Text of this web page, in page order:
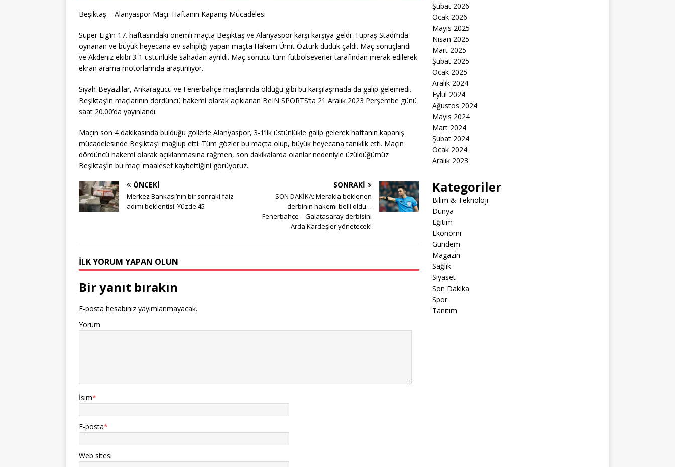
Beşiktaş – Alanyaspor Maçı: Haftanın Kapanış Mücadelesi
Süper Lig’in 17. haftasındaki önemli maçta Beşiktaş ve Alanyaspor karşı karşıya geldi. Tüpraş Stadı’nda
oynanan ve büyük heyecana ev sahipliği yapan maçta Hakem Ümit Öztürk düdük çaldı. Maç sonuçlandı
ve Akdeniz ekibi 3-1 üstünlükle sahadan ayrıldı. Maç sonucu tüm futbolseverler tarafından merak edilerek
ekran arama motorlarında araştırılıyor.
Siyah-Beyazlılar, Ankaragücü ve Fenerbahçe maçlarında olduğu gibi bu karşılaşmada da galip gelemedi.
Beşiktaş’ın maçlarının dördüncü hakemi olarak açıklanan BeIN SPORTS’ta 21 Aralık 2023 Perşembe günü
saat 20.00’da yayınlandı.
Maçın son 4 dakikasında bulduğu gollerle Alanyaspor, 3-1’lik üstünlükle galip gelerek haftanın kapanış
mücadelesinde Beşiktaş’ı mağlup etti. Tüm gözler bu maçta olup, büyük heyecana tanıklık etti. Maçın
dördüncü hakemi olarak açıklanmasına rağmen, son dakikalarda olanlar nedeniyle üzüldüğümüz
Beşiktaş’ın bu maçı maalesef kaybettiğini görüyoruz.
ÖNCEKI
Merkez Bankası’nın bir sonraki faiz
adımı beklentisi: Yüzde 45
SONRAKI
SON DAKİKA: Merakla beklenen
derbinin hakemi belli oldu…
Fenerbahçe – Galatasaray derbisini
Arda Kardeşler yönetecek!
İLK YORUM YAPAN OLUN
Bir yanıt bırakın
E-posta hesabınız yayımlanmayacak.
Yorum
İsim*
E-posta*
Web sitesi
Şubat 2026
Ocak 2026
Mayıs 2025
Nisan 2025
Mart 2025
Şubat 2025
Ocak 2025
Aralık 2024
Eylül 2024
Ağustos 2024
Mayıs 2024
Mart 2024
Şubat 2024
Ocak 2024
Aralık 2023
Kategoriler
Bilim & Teknoloji
Dünya
Eğitim
Ekonomi
Gündem
Magazin
Sağlık
Siyaset
Son Dakika
Spor
Tanıtım